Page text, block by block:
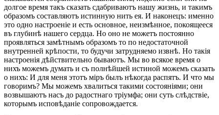
долгое время такъ сказать сдабриваютъ нашу жизнь, и такимъ
образомъ составляютъ истинную нить ея. И наконецъ: именно
это одно настроеніе и есть основное, неизмѣнное, покоящееся
въ глубинѣ нашего сердца. Но оно не можетъ постоянно
проявляться замѣтнымъ образомъ то по недостаточной
внутренней крѣпости, то будучи затрудняемо извнѣ. Но такія
настроенія дѣйствительно бываютъ. Мы во всякое время о
нихъ можемъ думать и съ полнѣйшей истиной можемъ сказать
о нихъ: И для меня этотъ міръ былъ нѣкогда распятъ. И что мы
говоримъ? Мы можемъ хвалиться такими состояніями; они
возвышаютъ насъ до радостнаго тріумфа; они суть слѣдствіе,
которымъ исповѣданіе сопровождается.